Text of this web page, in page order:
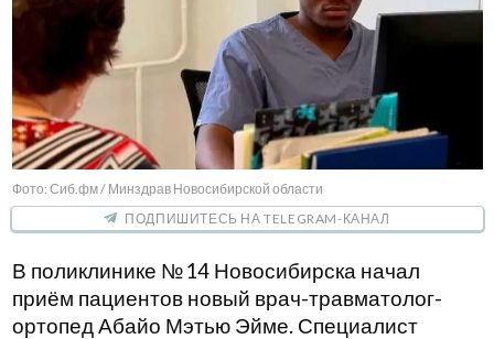
Фото: Сиб.фм / Минздрав Новосибирской области
ПОДПИШИТЕСЬ НА TELEGRAM-КАНАЛ
В поликлинике № 14 Новосибирска начал
приём пациентов новый врач-травматолог-
ортопед Абайо Мэтью Эйме. Специалист